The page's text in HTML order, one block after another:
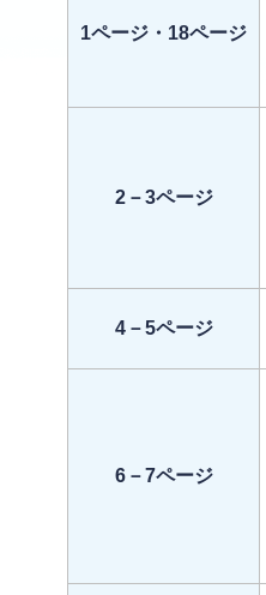
1ページ・18ページ
2－3ページ
4－5ページ
6－7ページ